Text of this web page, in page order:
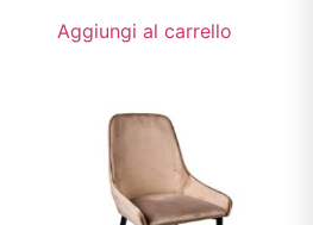
Aggiungi al carrello